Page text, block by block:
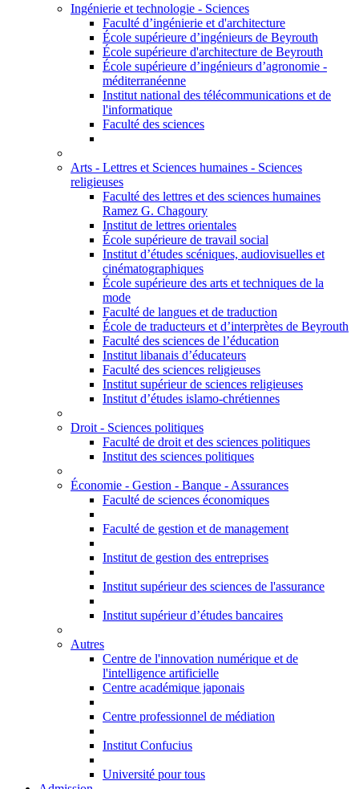
Ingénierie et technologie - Sciences
Faculté d’ingénierie et d'architecture
École supérieure d’ingénieurs de Beyrouth
École supérieure d'architecture de Beyrouth
École supérieure d’ingénieurs d’agronomie -
méditerranéenne
Institut national des télécommunications et de
l'informatique
Faculté des sciences
Arts - Lettres et Sciences humaines - Sciences
religieuses
Faculté des lettres et des sciences humaines
Ramez G. Chagoury
Institut de lettres orientales
École supérieure de travail social
Institut d’études scéniques, audiovisuelles et
cinématographiques
École supérieure des arts et techniques de la
mode
Faculté de langues et de traduction
École de traducteurs et d’interprètes de Beyrouth
Faculté des sciences de l’éducation
Institut libanais d’éducateurs
Faculté des sciences religieuses
Institut supérieur de sciences religieuses
Institut d’études islamo-chrétiennes
Droit - Sciences politiques
Faculté de droit et des sciences politiques
Institut des sciences politiques
Économie - Gestion - Banque - Assurances
Faculté de sciences économiques
Faculté de gestion et de management
Institut de gestion des entreprises
Institut supérieur des sciences de l'assurance
Institut supérieur d’études bancaires
Autres
Centre de l'innovation numérique et de
l'intelligence artificielle
Centre académique japonais
Centre professionnel de médiation
Institut Confucius
Université pour tous